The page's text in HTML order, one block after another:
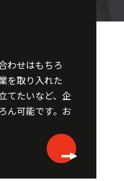
わせはもちろ
を取り入れた
てたいなど、企
可能です。 お